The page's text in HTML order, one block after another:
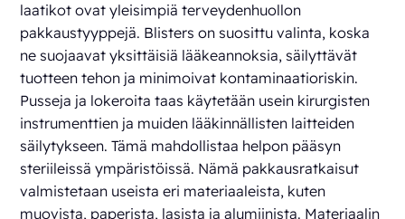
laatikot ovat yleisimpiä terveydenhuollon
pakkaustyyppejä. Blisters on suosittu valinta, koska
ne suojaavat yksittäisiä lääkeannoksia, säilyttävät
tuotteen tehon ja minimoivat kontaminaatioriskin.
Pusseja ja lokeroita taas käytetään usein kirurgisten
instrumenttien ja muiden lääkinnällisten laitteiden
säilytykseen. Tämä mahdollistaa helpon pääsyn
steriileissä ympäristöissä. Nämä pakkausratkaisut
valmistetaan useista eri materiaaleista, kuten
muovista, paperista, lasista ja alumiinista. Materiaalin